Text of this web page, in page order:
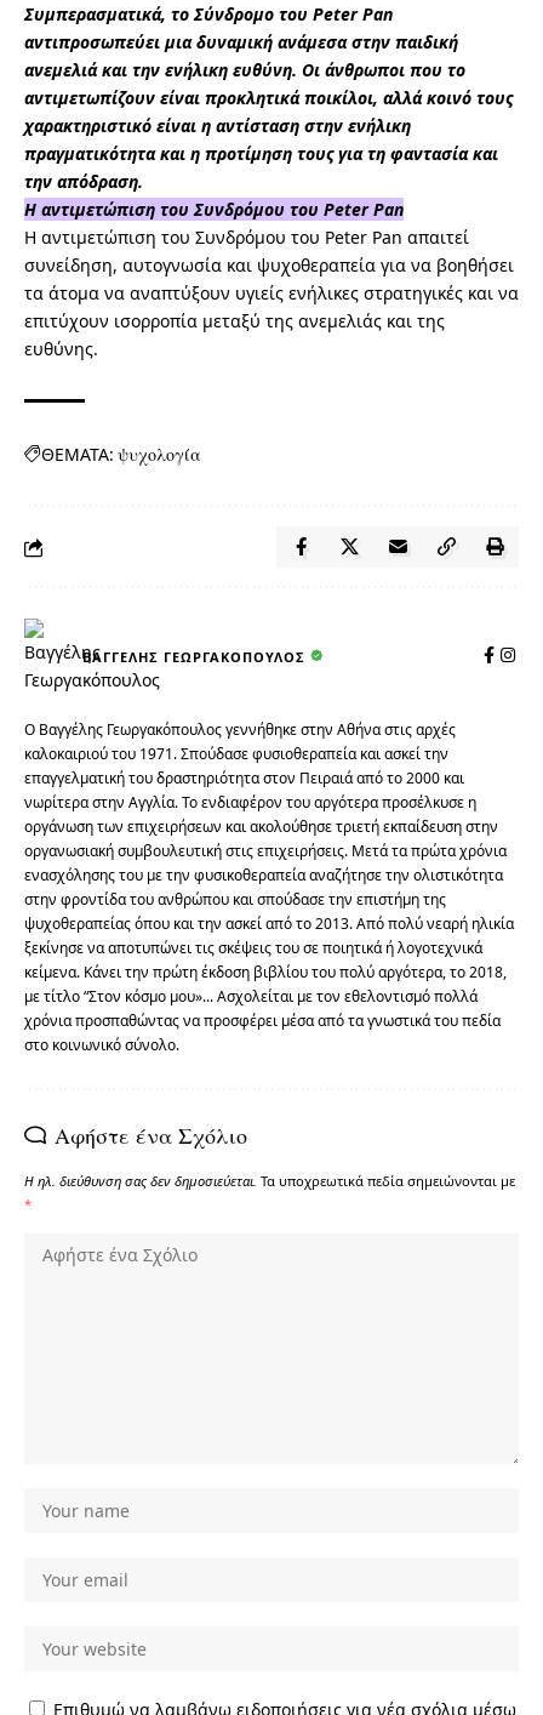
Συμπερασματικά, το Σύνδρομο του Peter Pan
αντιπροσωπεύει μια δυναμική ανάμεσα στην παιδική
ανεμελιά και την ενήλικη ευθύνη. Οι άνθρωποι που το
αντιμετωπίζουν είναι προκλητικά ποικίλοι, αλλά κοινό τους
χαρακτηριστικό είναι η αντίσταση στην ενήλικη
πραγματικότητα και η προτίμηση τους για τη φαντασία και
την απόδραση.
Η αντιμετώπιση του Συνδρόμου του Peter Pan
Η αντιμετώπιση του Συνδρόμου του Peter Pan απαιτεί
συνείδηση, αυτογνωσία και ψυχοθεραπεία για να βοηθήσει
τα άτομα να αναπτύξουν υγιείς ενήλικες στρατηγικές και να
επιτύχουν ισορροπία μεταξύ της ανεμελιάς και της
ευθύνης.
ΘΕΜΑΤΑ: ψυχολογία
ΒΑΓΓΈΛΗΣ ΓΕΩΡΓΑΚΌΠΟΥΛΟΣ
O Βαγγέλης Γεωργακόπουλος γεννήθηκε στην Αθήνα στις αρχές
καλοκαιριού του 1971. Σπούδασε φυσιοθεραπεία και ασκεί την
επαγγελματική του δραστηριότητα στον Πειραιά από το 2000 και
νωρίτερα στην Αγγλία. Το ενδιαφέρον του αργότερα προσέλκυσε η
οργάνωση των επιχειρήσεων και ακολούθησε τριετή εκπαίδευση στην
οργανωσιακή συμβουλευτική στις επιχειρήσεις. Μετά τα πρώτα χρόνια
ενασχόλησης του με την φυσικοθεραπεία αναζήτησε την ολιστικότητα
στην φροντίδα του ανθρώπου και σπούδασε την επιστήμη της
ψυχοθεραπείας όπου και την ασκεί από το 2013. Από πολύ νεαρή ηλικία
ξεκίνησε να αποτυπώνει τις σκέψεις του σε ποιητικά ή λογοτεχνικά
κείμενα. Κάνει την πρώτη έκδοση βιβλίου του πολύ αργότερα, το 2018,
με τίτλο “Στον κόσμο μου»... Ασχολείται με τον εθελοντισμό πολλά
χρόνια προσπαθώντας να προσφέρει μέσα από τα γνωστικά του πεδία
στο κοινωνικό σύνολο.
Αφήστε ένα Σχόλιο
Η ηλ. διεύθυνση σας δεν δημοσιεύεται. Τα υποχρεωτικά πεδία σημειώνονται με
*
Επιθυμώ να λαμβάνω ειδοποιήσεις για νέα σχόλια μέσω